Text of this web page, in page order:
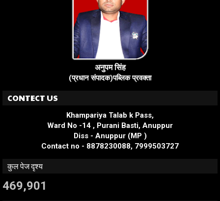
अनुपम सिंह
(प्रधान संपादक)पब्लिक प्रवक्ता
CONTECT US
Khampariya Talab k Pass,
Ward No -14 , Purani Basti, Anuppur
Diss - Anuppur (MP )
Contact no - 8878230088, 7999503727
कुल पेज दृश्य
469,901